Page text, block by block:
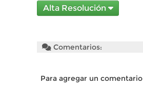
Alta Resolución
Comentarios:
Para agregar un comentario